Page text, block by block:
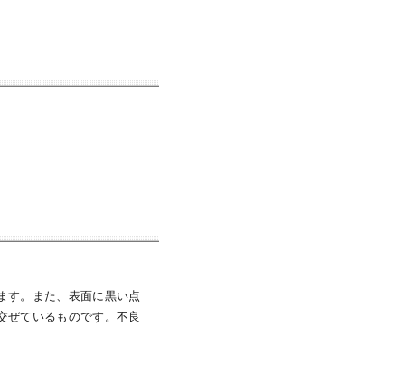
す。また、表面に黒い点
ぜているものです。不良